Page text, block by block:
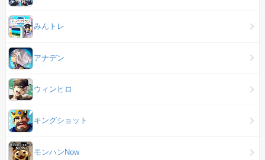
みんトレ
アナデン
ウィンヒロ
キングショット
モンハンNow